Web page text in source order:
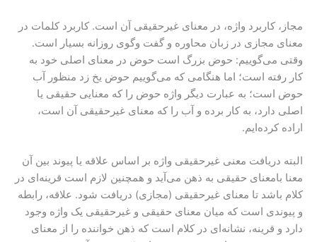
مجاز، کاربرد واژه، در معنای غیرحقیقی آن است. کاربرد کلمات در
معنای مجازی در زبان محاوره و گفت وگوی روزانه بسیار است.
وقتی می‌گوییم: حوض بزرگ است حوض در معنای اصلی خود به
کار رفته است؛ اما هنگامی که می‌گوییم حوض یخ زد منظور آب
حوض است؛ به عبارت دیگر واژه حوض را که معنایی حقیقی یا
اصلی دارد، به کار برده و آب را که معنای غیرحقیقی آن است،
اراده کرده‌ایم.
البته دریافت معنی غیرحقیقی واژه بر اساس علاقه یا پیوند بین آن
معنا بامعنای حقیقی به ذهن می‌آید و همچنین لازم است قرینه‌ای در
کلام باشد تا معنای غیرحقیقی (مجازی) دریافت شود. علاقه، رابطه
و پیوندی است که میان معنای حقیقی و غیرحقیقی یک واژه وجود
دارد و قرینه، نشانه‌ای در کلام است که ذهن خواننده را از معنای